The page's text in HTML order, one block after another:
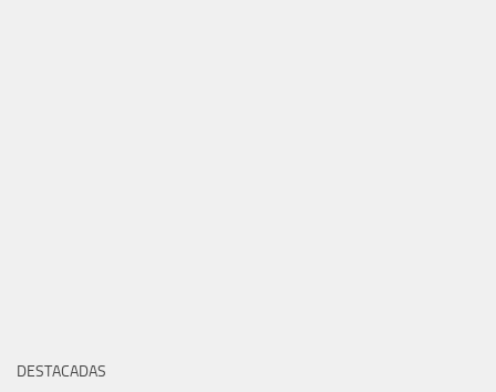
DESTACADAS